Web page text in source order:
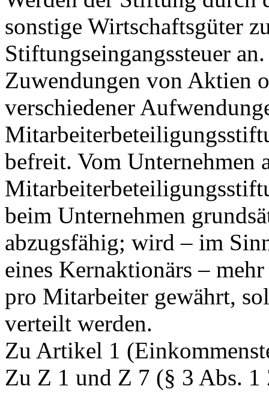
sonstige Wirtschaftsgüter
Stiftungseingangssteuer
Zuwendungen von Aktien
verschiedener
befreit. Vom Unternehmen
beim Unternehmen
abzugsfähig; wird – im
eines Kernaktionärs –
pro Mitarbeiter gewährt,
verteilt werden.
Zu Artikel 1
Zu Z 1 und Z 7 (§ 3 Abs.